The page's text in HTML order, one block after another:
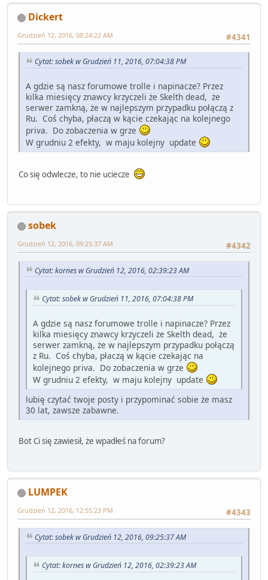
Dickert
#4341
Grudzień 12, 2016, 08:24:22 AM
Cytat: sobek w Grudzień 11, 2016, 07:04:38 PM
A gdzie są nasz forumowe trolle i napinacze? Przez
kilka miesięcy znawcy krzyczeli że Skelth dead, że
serwer zamkną, że w najlepszym przypadku połączą z
Ru. Coś chyba, płaczą w kącie czekając na kolejnego
priva. Do zobaczenia w grze
W grudniu 2 efekty, w maju kolejny update
Co się odwlecze, to nie uciecze
sobek
#4342
Grudzień 12, 2016, 09:25:37 AM
Cytat: kornes w Grudzień 12, 2016, 02:39:23 AM
Cytat: sobek w Grudzień 11, 2016, 07:04:38 PM
A gdzie są nasz forumowe trolle i napinacze? Przez
kilka miesięcy znawcy krzyczeli że Skelth dead, że
serwer zamkną, że w najlepszym przypadku połączą
z Ru. Coś chyba, płaczą w kącie czekając na
kolejnego priva. Do zobaczenia w grze
W grudniu 2 efekty, w maju kolejny update
lubię czytać twoje posty i przypominać sobie że masz
30 lat, zawsze zabawne.
Bot Ci się zawiesił, że wpadłeś na forum?
LUMPEK
#4343
Grudzień 12, 2016, 12:55:23 PM
Cytat: sobek w Grudzień 12, 2016, 09:25:37 AM
Cytat: kornes w Grudzień 12, 2016, 02:39:23 AM